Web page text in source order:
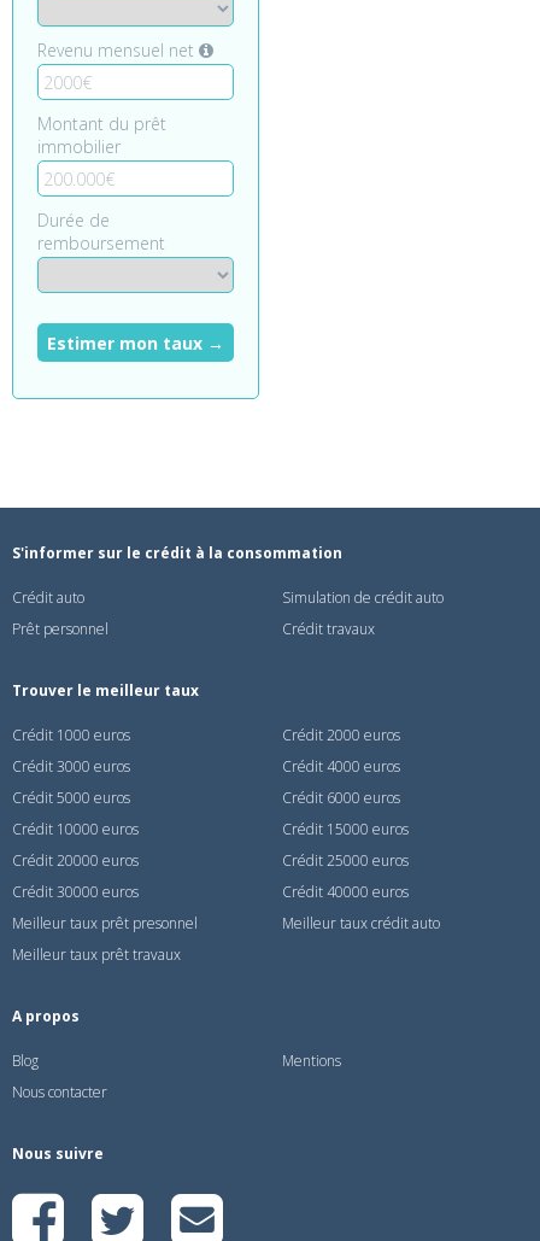
Revenu mensuel net
Montant du prêt
immobilier
Durée de
remboursement
Estimer mon taux →
S'informer sur le crédit à la consommation
Crédit auto
Simulation de crédit auto
Prêt personnel
Crédit travaux
Trouver le meilleur taux
Crédit 1000 euros
Crédit 2000 euros
Crédit 3000 euros
Crédit 4000 euros
Crédit 5000 euros
Crédit 6000 euros
Crédit 10000 euros
Crédit 15000 euros
Crédit 20000 euros
Crédit 25000 euros
Crédit 30000 euros
Crédit 40000 euros
Meilleur taux prêt presonnel
Meilleur taux crédit auto
Meilleur taux prêt travaux
A propos
Blog
Mentions
Nous contacter
Nous suivre